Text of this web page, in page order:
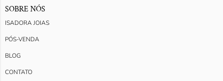
SOBRE NÓS
ISADORA JOIAS
PÓS-VENDA
BLOG
CONTATO